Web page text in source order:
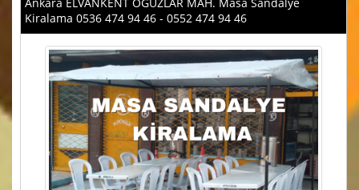
Kiralama 0536 474 94 46 - 0552 474 94 46